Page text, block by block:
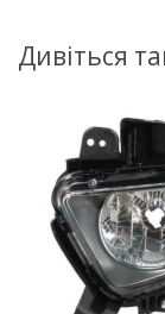
Дивіться